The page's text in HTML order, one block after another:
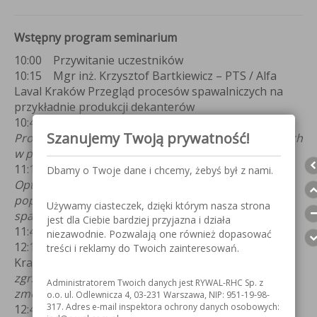
Wstępny program seminarium
10:00 Przywitanie uczestników
10:15 Mgr inż. Krzysztof Bartkiewicz – PTS / Alfa
Laval Kraków Przegląd procesów spawalniczych na
przykładnie produkcji dekanterów
10:45 Prof. dr hab. inż. Edmund Tasak – PTS / AGH
Problemy przy remontach urządzeń eksploatowanych
w podwyższonych temperaturach
11:15 Mgr inż. Maciej Nijak- PTS / Air Liquide
Optymalizacja kosztów produkcji spawalniczej
poprzez odpowiedni dobór gazów procesowych w
spawaniu i cięciu stopów metali
11:45 przerwa kawowa
12:15 Dr inż. Sławomir Parzych – PTS / Politechnika
Krakowska
zgrzewania rezystancyjnego na wytrzymałość
zmęczeniową
12:45 Michał Puchciński - RYWAL-RHCSpawanie
Szanujemy Twoją prywatność!
Dbamy o Twoje dane i chcemy, żebyś był z nami.
Używamy ciasteczek, dzięki którym nasza strona
jest dla Ciebie bardziej przyjazna i działa
niezawodnie. Pozwalają one również dopasować
treści i reklamy do Twoich zainteresowań.
Administratorem Twoich danych jest RYWAL-RHC Sp. z
o.o. ul. Odlewnicza 4, 03-231 Warszawa, NIP: 951-19-98-
317. Adres e-mail inspektora ochrony danych osobowych: